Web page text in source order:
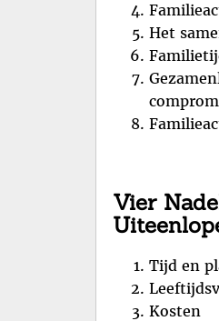
Het
Vier
Tijd en
Kosten